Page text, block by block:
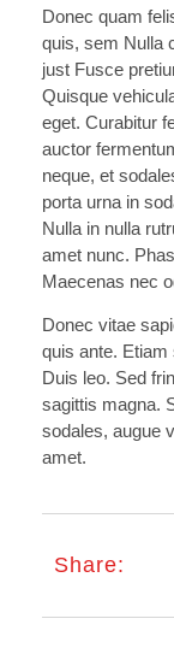
Donec quam
quis, sem Nulla
just Fusce
Quisque
eget. Curabitur
auctor
neque, et
porta urna in
Nulla in nulla
amet nunc.
Maecenas nec
Donec vitae
quis ante. Etiam
Duis leo. Sed
sagittis magna.
sodales, augue
amet.
Share: